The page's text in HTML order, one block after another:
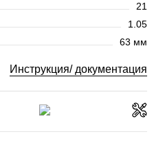
21
1.05
63 мм
Инструкция/ документация